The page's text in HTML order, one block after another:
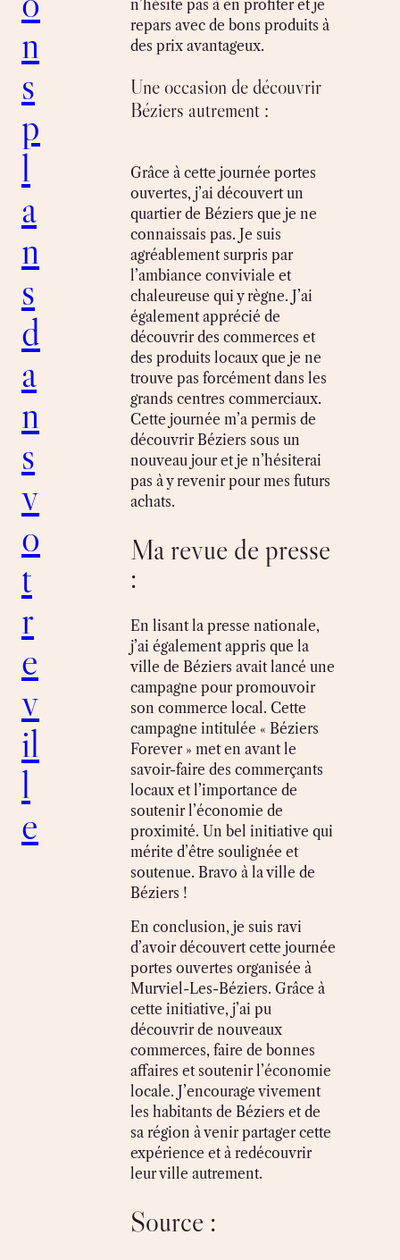
n
s
p
l
a
n
s
d
a
n
s
v
o
t
r
e
v
il
l
e
n’hésite pas à en profiter et je
repars avec de bons produits à
des prix avantageux.
Une occasion de découvrir
Béziers autrement :
Grâce à cette journée portes
ouvertes, j’ai découvert un
quartier de Béziers que je ne
connaissais pas. Je suis
agréablement surpris par
l’ambiance conviviale et
chaleureuse qui y règne. J’ai
également apprécié de
découvrir des commerces et
des produits locaux que je ne
trouve pas forcément dans les
grands centres commerciaux.
Cette journée m’a permis de
découvrir Béziers sous un
nouveau jour et je n’hésiterai
pas à y revenir pour mes futurs
achats.
Ma revue de presse
:
En lisant la presse nationale,
j’ai également appris que la
ville de Béziers avait lancé une
campagne pour promouvoir
son commerce local. Cette
campagne intitulée « Béziers
Forever » met en avant le
savoir-faire des commerçants
locaux et l’importance de
soutenir l’économie de
proximité. Un bel initiative qui
mérite d’être soulignée et
soutenue. Bravo à la ville de
Béziers !
En conclusion, je suis ravi
d’avoir découvert cette journée
portes ouvertes organisée à
Murviel-Les-Béziers. Grâce à
cette initiative, j’ai pu
découvrir de nouveaux
commerces, faire de bonnes
affaires et soutenir l’économie
locale. J’encourage vivement
les habitants de Béziers et de
sa région à venir partager cette
expérience et à redécouvrir
leur ville autrement.
Source :